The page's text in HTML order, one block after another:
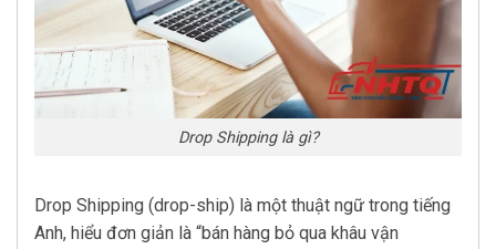
Drop Shipping là gì?
Drop Shipping (drop-ship) là một thuật ngữ trong tiếng
Anh, hiểu đơn giản là “bán hàng bỏ qua khâu vận